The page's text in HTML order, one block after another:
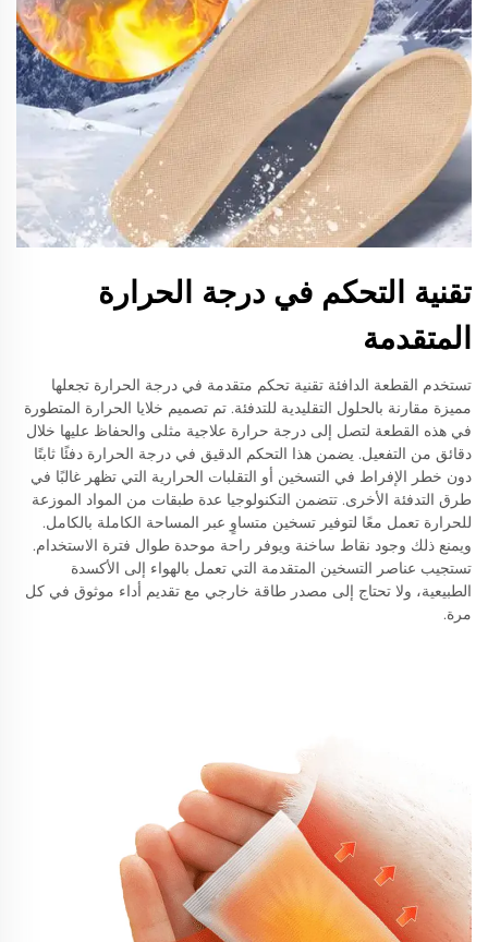
تقنية التحكم في درجة الحرارة
المتقدمة
تستخدم القطعة الدافئة تقنية تحكم متقدمة في درجة الحرارة تجعلها
مميزة مقارنة بالحلول التقليدية للتدفئة. تم تصميم خلايا الحرارة المتطورة
في هذه القطعة لتصل إلى درجة حرارة علاجية مثلى والحفاظ عليها خلال
دقائق من التفعيل. يضمن هذا التحكم الدقيق في درجة الحرارة دفئًا ثابتًا
دون خطر الإفراط في التسخين أو التقلبات الحرارية التي تظهر غالبًا في
طرق التدفئة الأخرى. تتضمن التكنولوجيا عدة طبقات من المواد الموزعة
للحرارة تعمل معًا لتوفير تسخين متساوٍ عبر المساحة الكاملة بالكامل.
ويمنع ذلك وجود نقاط ساخنة ويوفر راحة موحدة طوال فترة الاستخدام.
تستجيب عناصر التسخين المتقدمة التي تعمل بالهواء إلى الأكسدة
الطبيعية، ولا تحتاج إلى مصدر طاقة خارجي مع تقديم أداء موثوق في كل
مرة.